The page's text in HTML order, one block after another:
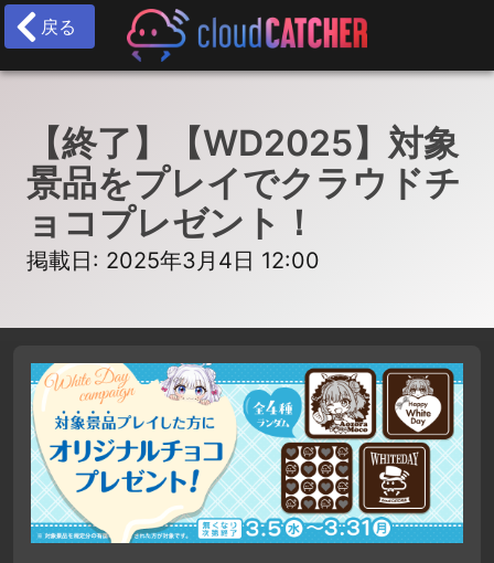
戻る
【終了】【WD2025】対象
景品をプレイでクラウドチ
ョコプレゼント！
掲載日: 2025年3月4日 12:00